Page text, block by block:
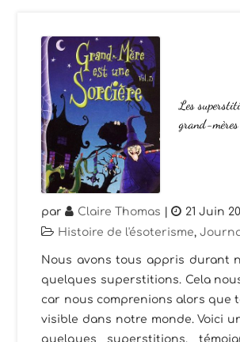
Les
grand-mères
par Claire Thomas | 21 Juin
Histoire de l'ésoterisme,
Nous avons tous appris durant
quelques superstitions. Cela
car nous comprenions alors que
visible dans notre monde. Voici
quelques superstitions,